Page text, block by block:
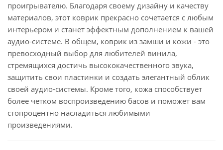
проигрывателю. Благодаря своему дизайну и качеству
материалов, этот коврик прекрасно сочетается с любым
интерьером и станет эффектным дополнением к вашей
аудио-системе. В общем, коврик из замши и кожи - это
превосходный выбор для любителей винила,
стремящихся достичь высококачественного звука,
защитить свои пластинки и создать элегантный облик
своей аудио-системы. Кроме того, кожа способствует
более четком воспроизведению басов и поможет вам
стопроцентно насладиться любимыми
произведениями.